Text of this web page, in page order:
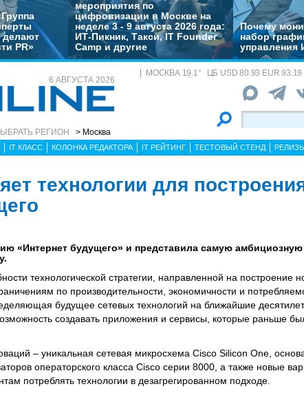
делают
PR»
мероприятия по
цифровизации в Москве на
неделе 3 - 9 августа 2026 года:
ИТ-Пикник, Такси, IT Founder
Camp и другие
Почему
набор
управления
6 АВГУСТА 2026
РЕГИОН > Москва
МОСКВА 19.1° ЦБ USD 80.93 EUR 93.19
IT КЛАСС КОЛОНКА РЕДАКТОРА IT РЕЙТИНГ ТЕСТОВЫЙ СТЕНД
технологии для
«Интернет будущего» и представила самую амбициозную
технологической стратегии, направленной на построение
по производительности, экономичности и
будущее сетевых технологий на ближайшие
создавать приложения и сервисы, которые раньше
– уникальная сетевая микросхема Cisco Silicon One,
операторского класса Cisco серии 8000, а также новые
потреблять технологии в дезагрегированном подходе.